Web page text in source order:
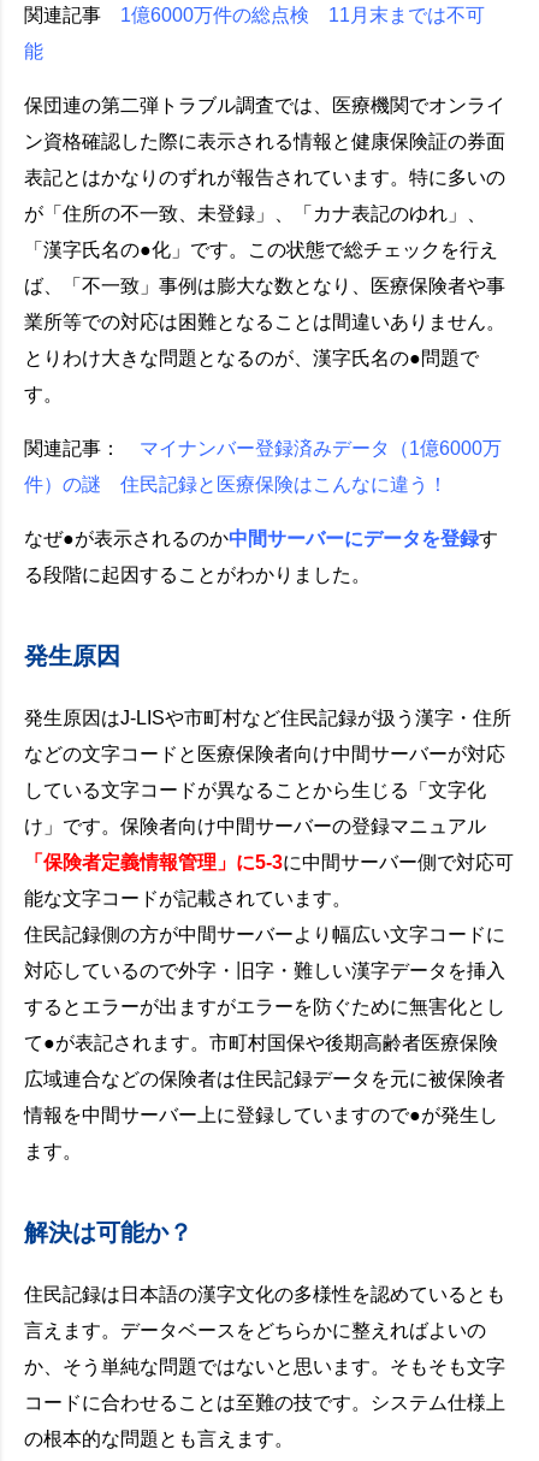
関連記事 1億6000万件の総点検 11月末までは不可
能
保団連の第二弾トラブル調査では、医療機関でオンライ
ン資格確認した際に表示される情報と健康保険証の券面
表記とはかなりのずれが報告されています。特に多いの
が「住所の不一致、未登録」、「カナ表記のゆれ」、
「漢字氏名の●化」です。この状態で総チェックを行え
ば、「不一致」事例は膨大な数となり、医療保険者や事
業所等での対応は困難となることは間違いありません。
とりわけ大きな問題となるのが、漢字氏名の●問題で
す。
関連記事： マイナンバー登録済みデータ（1億6000万
件）の謎 住民記録と医療保険はこんなに違う！
なぜ●が表示されるのか中間サーバーにデータを登録す
る段階に起因することがわかりました。
発生原因
発生原因はJ-LISや市町村など住民記録が扱う漢字・住所
などの文字コードと医療保険者向け中間サーバーが対応
している文字コードが異なることから生じる「文字化
け」です。保険者向け中間サーバーの登録マニュアル
「保険者定義情報管理」に5-3に中間サーバー側で対応可
能な文字コードが記載されています。
住民記録側の方が中間サーバーより幅広い文字コードに
対応しているので外字・旧字・難しい漢字データを挿入
するとエラーが出ますがエラーを防ぐために無害化とし
て●が表記されます。市町村国保や後期高齢者医療保険
広域連合などの保険者は住民記録データを元に被保険者
情報を中間サーバー上に登録していますので●が発生し
ます。
解決は可能か？
住民記録は日本語の漢字文化の多様性を認めているとも
言えます。データベースをどちらかに整えればよいの
か、そう単純な問題ではないと思います。そもそも文字
コードに合わせることは至難の技です。システム仕様上
の根本的な問題とも言えます。